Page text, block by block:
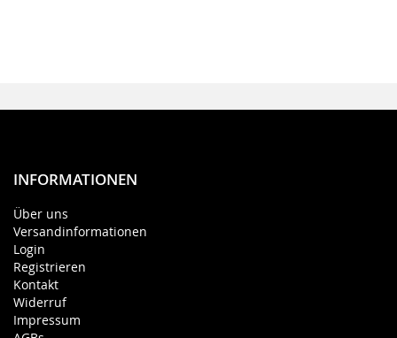
INFORMATIONEN
Über uns
Versandinformationen
Login
Registrieren
Kontakt
Widerruf
Impressum